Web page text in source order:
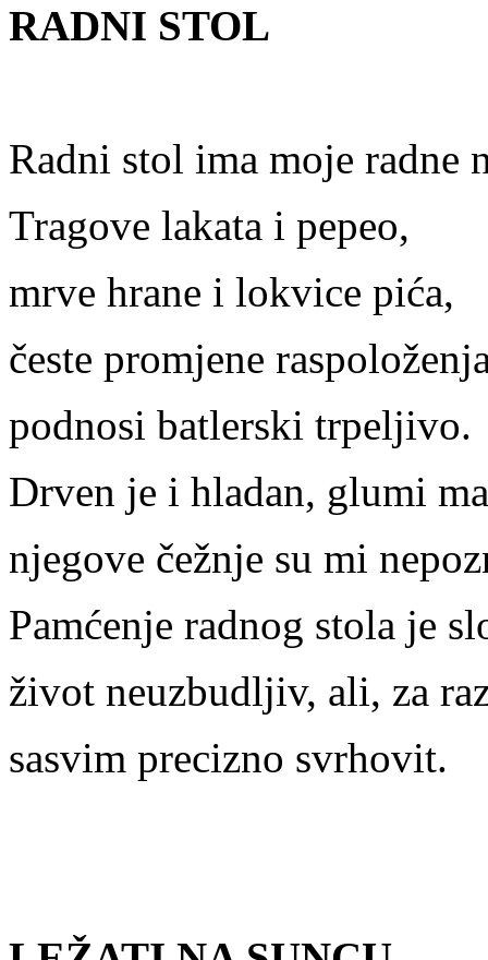
RADNI STOL
Radni stol ima moje radne
Tragove lakata i pepeo,
mrve hrane i lokvice pića,
česte promjene
podnosi batlerski trpeljivo.
Drven je i hladan, glumi
njegove čežnje su mi
Pamćenje radnog stola je
život neuzbudljiv, ali, za
sasvim precizno svrhovit.